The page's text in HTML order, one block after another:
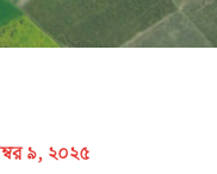
৯, ২০২৫